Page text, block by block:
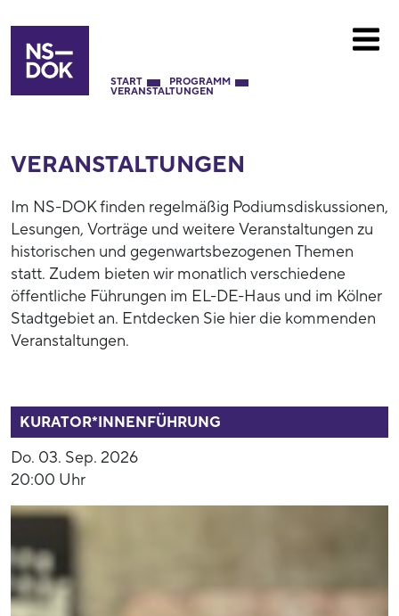
START PROGRAMM
VERANSTALTUNGEN
VERANSTALTUNGEN
Im NS-DOK finden regelmäßig Podiumsdiskussionen,
Lesungen, Vorträge und weitere Veranstaltungen zu
historischen und gegenwartsbezogenen Themen
statt. Zudem bieten wir monatlich verschiedene
öffentliche Führungen im EL-DE-Haus und im Kölner
Stadtgebiet an. Entdecken Sie hier die kommenden
Veranstaltungen.
KURATOR*INNENFÜHRUNG
Do. 03. Sep. 2026
20:00 Uhr